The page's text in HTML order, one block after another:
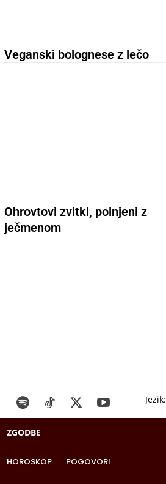
Veganski bolognese z lečo
Ohrovtovi zvitki, polnjeni z
ječmenom
Jezik:
ZGODBE
HOROSKOP POGOVORI